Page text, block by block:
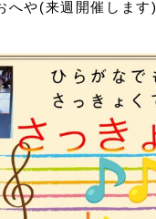
へや(来週開催します)